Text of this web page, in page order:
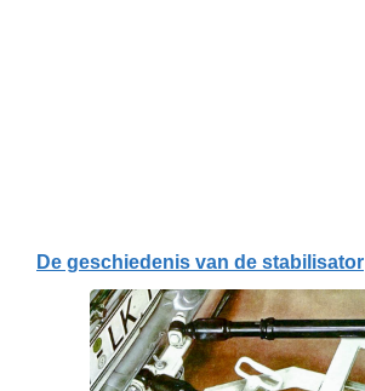
De geschiedenis van de stabilisator